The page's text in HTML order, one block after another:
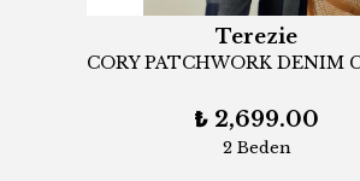
Terezie
₺ 2,699.00
2 Beden